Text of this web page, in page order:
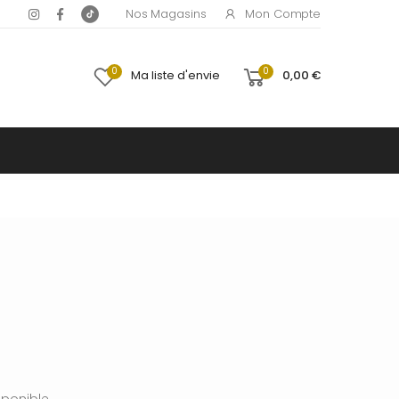
Nos Magasins Mon Compte
0 Ma liste d'envie 0 0,00 €